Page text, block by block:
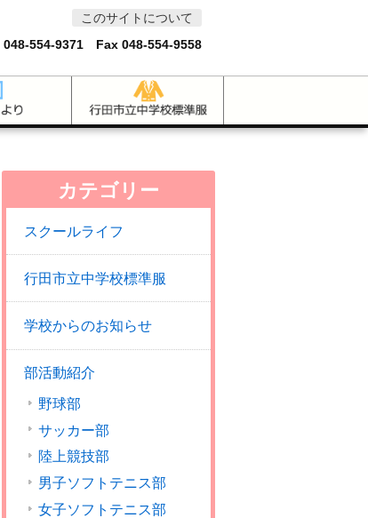
このサイトについて
048-554-9371 Fax 048-554-9558
カテゴリー
スクールライフ
行田市立中学校標準服
学校からのお知らせ
部活動紹介
野球部
サッカー部
陸上競技部
男子ソフトテニス部
女子ソフトテニス部